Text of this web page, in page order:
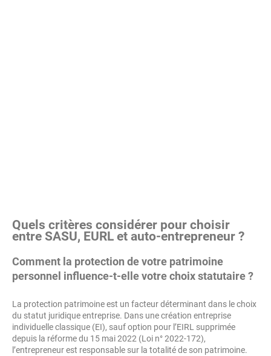
Quels critères considérer pour choisir
entre SASU, EURL et auto-entrepreneur ?
Comment la protection de votre patrimoine
personnel influence-t-elle votre choix statutaire ?
La protection patrimoine est un facteur déterminant dans le choix
du statut juridique entreprise. Dans une création entreprise
individuelle classique (EI), sauf option pour l’EIRL supprimée
depuis la réforme du 15 mai 2022 (Loi n° 2022-172),
l’entrepreneur est responsable sur la totalité de son patrimoine.